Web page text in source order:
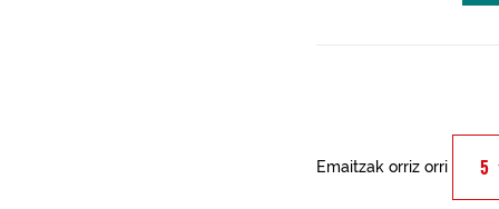
Emaitzak orriz orri